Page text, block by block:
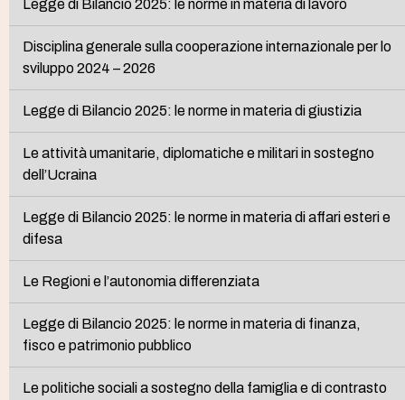
Legge di Bilancio 2025: le norme in materia di lavoro
Disciplina generale sulla cooperazione internazionale per lo
sviluppo 2024 – 2026
Legge di Bilancio 2025: le norme in materia di giustizia
Le attività umanitarie, diplomatiche e militari in sostegno
dell’Ucraina
Legge di Bilancio 2025: le norme in materia di affari esteri e
difesa
Le Regioni e l’autonomia differenziata
Legge di Bilancio 2025: le norme in materia di finanza,
fisco e patrimonio pubblico
Le politiche sociali a sostegno della famiglia e di contrasto